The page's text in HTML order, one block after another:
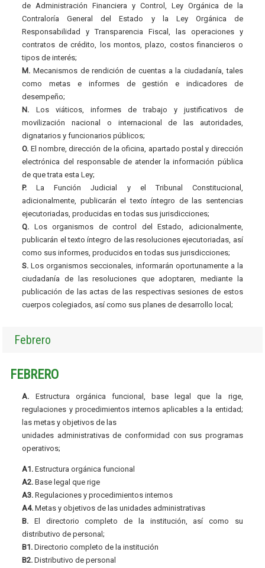
de Administración Financiera y Control, Ley Orgánica de la
Contraloría General del Estado y la Ley Orgánica de
Responsabilidad y Transparencia Fiscal, las operaciones y
contratos de crédito, los montos, plazo, costos financieros o
tipos de interés;
M. Mecanismos de rendición de cuentas a la ciudadanía, tales
como metas e informes de gestión e indicadores de
desempeño;
N. Los viáticos, informes de trabajo y justificativos de
movilización nacional o internacional de las autoridades,
dignatarios y funcionarios públicos;
O. El nombre, dirección de la oficina, apartado postal y dirección
electrónica del responsable de atender la información pública
de que trata esta Ley;
P. La Función Judicial y el Tribunal Constitucional,
adicionalmente, publicarán el texto íntegro de las sentencias
ejecutoriadas, producidas en todas sus jurisdicciones;
Q. Los organismos de control del Estado, adicionalmente,
publicarán el texto íntegro de las resoluciones ejecutoriadas, así
como sus informes, producidos en todas sus jurisdicciones;
S. Los organismos seccionales, informarán oportunamente a la
ciudadanía de las resoluciones que adoptaren, mediante la
publicación de las actas de las respectivas sesiones de estos
cuerpos colegiados, así como sus planes de desarrollo local;
Febrero
FEBRERO
A. Estructura orgánica funcional, base legal que la rige,
regulaciones y procedimientos internos aplicables a la entidad;
las metas y objetivos de las
unidades administrativas de conformidad con sus programas
operativos;
A1. Estructura orgánica funcional
A2. Base legal que rige
A3. Regulaciones y procedimientos internos
A4. Metas y objetivos de las unidades administrativas
B. El directorio completo de la institución, así como su
distributivo de personal;
B1. Directorio completo de la institución
B2. Distributivo de personal